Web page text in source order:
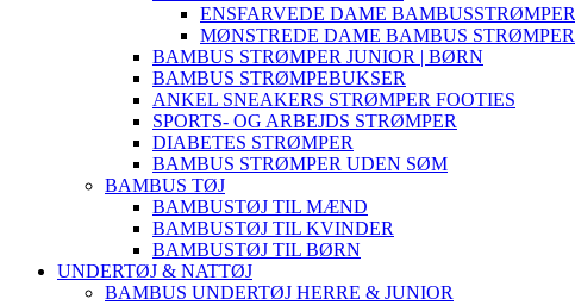
ENSFARVEDE DAME BAMBUSSTRØMPER
MØNSTREDE DAME BAMBUS STRØMPER
BAMBUS STRØMPER JUNIOR | BØRN
BAMBUS STRØMPEBUKSER
ANKEL SNEAKERS STRØMPER FOOTIES
SPORTS- OG ARBEJDS STRØMPER
DIABETES STRØMPER
BAMBUS STRØMPER UDEN SØM
BAMBUS TØJ
BAMBUSTØJ TIL MÆND
BAMBUSTØJ TIL KVINDER
BAMBUSTØJ TIL BØRN
UNDERTØJ & NATTØJ
BAMBUS UNDERTØJ HERRE & JUNIOR